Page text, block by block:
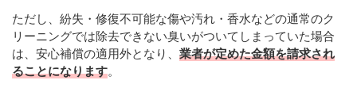
ただし、紛失・修復不可能な傷や汚れ・香水などの通常のク
リーニングでは除去できない臭いがついてしまっていた場合
は、安心補償の適用外となり、 業者が定めた金額を請求され
ることになります。